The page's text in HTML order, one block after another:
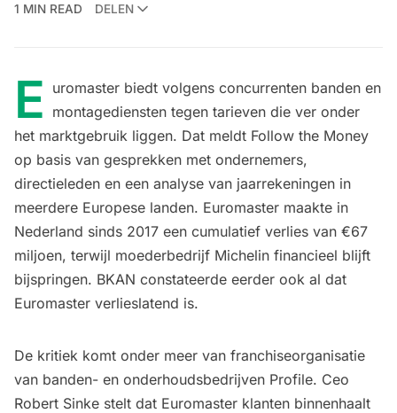
1 MIN READ
DELEN
E uromaster biedt volgens concurrenten banden en
montagediensten tegen tarieven die ver onder
het marktgebruik liggen. Dat meldt Follow the Money
op basis van gesprekken met ondernemers,
directieleden en een analyse van jaarrekeningen in
meerdere Europese landen. Euromaster maakte in
Nederland sinds 2017 een cumulatief verlies van €67
miljoen, terwijl moederbedrijf Michelin financieel blijft
bijspringen. BKAN constateerde eerder ook al dat
Euromaster verlieslatend is.
De kritiek komt onder meer van franchiseorganisatie
van banden- en onderhoudsbedrijven Profile. Ceo
Robert Sinke stelt dat Euromaster klanten binnenhaalt